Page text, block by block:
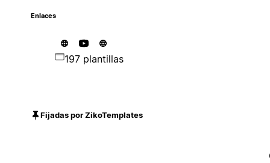
Enlaces
197 plantillas
Fijadas por ZikoTemplates